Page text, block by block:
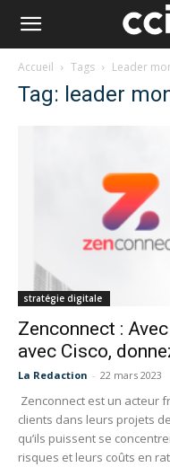
Accueil Tags Leader
Tag: leader
stratégie digitale
Zenconnect :
avec Cisco,
La Redaction - 22 mars 2023
Zenconnect est un acteur
clients dans leurs projets
qu’ils puissent se
risques et leurs coûts en